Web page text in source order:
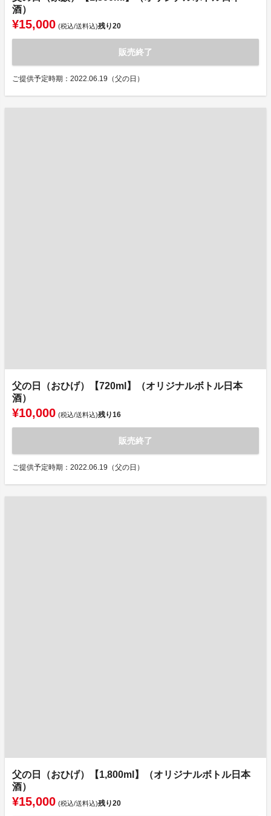
酒）
¥15,000 (税込/送料込)残り20
販売終了
ご提供予定時期：2022.06.19（父の日）
父の日（おひげ）【720ml】（オリジナルボトル日本
酒）
¥10,000 (税込/送料込)残り16
販売終了
ご提供予定時期：2022.06.19（父の日）
父の日（おひげ）【1,800ml】（オリジナルボトル日本
酒）
¥15,000 (税込/送料込)残り20